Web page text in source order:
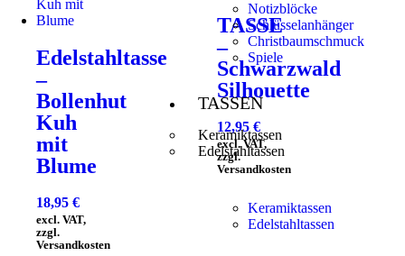
Notizblöcke
Schlüsselanhänger
Christbaumschmuck
Spiele
TASSEN
Keramiktassen
Edelstahltassen
Keramiktassen
Edelstahltassen
Edelstahltasse
–
Bollenhut
Kuh
mit
Blume
18,95 €
excl. VAT,
zzgl.
Versandkosten
TASSE
–
Schwarzwald
Silhouette
12,95€
excl. VAT,
zzgl.
Versandkosten